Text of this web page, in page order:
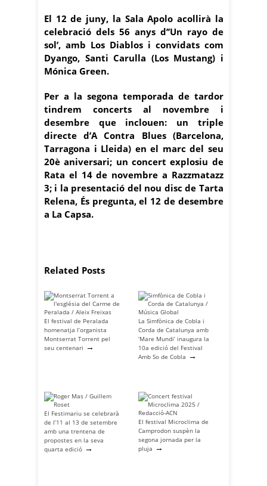
El 12 de juny, la Sala Apolo acollirà la
celebració dels 56 anys d’’Un rayo de
sol’, amb Los Diablos i convidats com
Dyango, Santi Carulla (Los Mustang) i
Mónica Green.
Per a la segona temporada de tardor
tindrem concerts al novembre i
desembre que inclouen: un triple
directe d’A Contra Blues (Barcelona,
Tarragona i Lleida) en el marc del seu
20è aniversari; un concert explosiu de
Rata el 14 de novembre a Razzmatazz
3; i la presentació del nou disc de Tarta
Relena, És pregunta, el 12 de desembre
a La Capsa.
Related Posts
El festival de Peralada
homenatja l’organista
Montserrat Torrent pel
seu centenari →
La Simfònica de Cobla i
Corda de Catalunya amb
‘Mare Mundi’ inaugura la
10a edició del Festival
Amb So de Cobla →
El Festimariu se celebrarà
de l’11 al 13 de setembre
amb una trentena de
propostes en la seva
quarta edició →
El festival Microclima de
Camprodon suspèn la
segona jornada per la
pluja →